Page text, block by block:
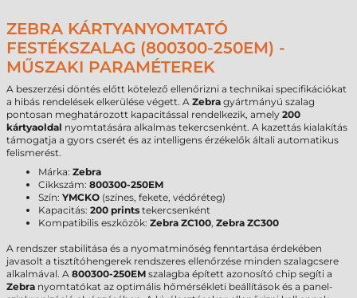
ZEBRA KÁRTYANYOMTATÓ
FESTÉKSZALAG (800300-250EM) -
MŰSZAKI PARAMÉTEREK
A beszerzési döntés előtt kötelező ellenőrizni a technikai specifikációkat
a hibás rendelések elkerülése végett. A Zebra gyártmányú szalag
pontosan meghatározott kapacitással rendelkezik, amely 200
kártyaoldal nyomtatására alkalmas tekercsenként. A kazettás kialakítás
támogatja a gyors cserét és az intelligens érzékelők általi automatikus
felismerést.
Márka: Zebra
Cikkszám: 800300-250EM
Szín: YMCKO (színes, fekete, védőréteg)
Kapacitás: 200 prints tekercsenként
Kompatibilis eszközök: Zebra ZC100, Zebra ZC300
A rendszer stabilitása és a nyomatminőség fenntartása érdekében
javasolt a tisztítóhengerek rendszeres ellenőrzése minden szalagcsere
alkalmával. A 800300-250EM szalagba épített azonosító chip segíti a
Zebra nyomtatókat az optimális hőmérsékleti beállítások és a panel-